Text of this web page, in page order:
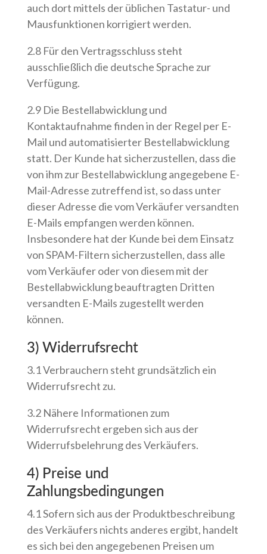
auch dort mittels der üblichen Tastatur- und
Mausfunktionen korrigiert werden.
2.8 Für den Vertragsschluss steht
ausschließlich die deutsche Sprache zur
Verfügung.
2.9 Die Bestellabwicklung und
Kontaktaufnahme finden in der Regel per E-
Mail und automatisierter Bestellabwicklung
statt. Der Kunde hat sicherzustellen, dass die
von ihm zur Bestellabwicklung angegebene E-
Mail-Adresse zutreffend ist, so dass unter
dieser Adresse die vom Verkäufer versandten
E-Mails empfangen werden können.
Insbesondere hat der Kunde bei dem Einsatz
von SPAM-Filtern sicherzustellen, dass alle
vom Verkäufer oder von diesem mit der
Bestellabwicklung beauftragten Dritten
versandten E-Mails zugestellt werden
können.
3) Widerrufsrecht
3.1 Verbrauchern steht grundsätzlich ein
Widerrufsrecht zu.
3.2 Nähere Informationen zum
Widerrufsrecht ergeben sich aus der
Widerrufsbelehrung des Verkäufers.
4) Preise und
Zahlungsbedingungen
4.1 Sofern sich aus der Produktbeschreibung
des Verkäufers nichts anderes ergibt, handelt
es sich bei den angegebenen Preisen um